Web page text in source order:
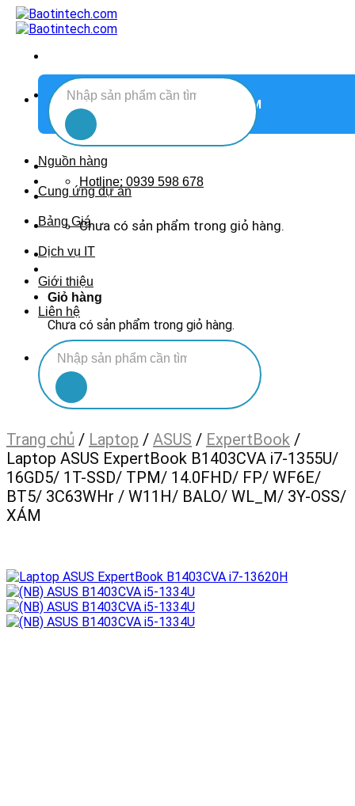
Chuyển
đến
Tìm
kiếm:
Hotline: 0939 598 678
Chưa có sản phẩm trong giỏ hàng.
Giỏ hàng
Chưa có sản phẩm trong giỏ hàng.
DANH MỤC SẢN PHẨM
Nguồn hàng
Cung ứng dự án
Bảng Giá
Dịch vụ IT
Giới thiệu
Liên hệ
Tìm
kiếm:
Trang chủ / Laptop / ASUS / ExpertBook /
Laptop ASUS ExpertBook B1403CVA i7-1355U/
16GD5/ 1T-SSD/ TPM/ 14.0FHD/ FP/ WF6E/
BT5/ 3C63WHr / W11H/ BALO/ WL_M/ 3Y-OSS/
XÁM